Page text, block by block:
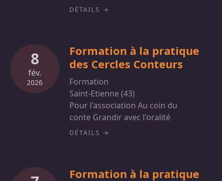
DÉTAILS
8
fév.
2026
Formation à la pratique
des Cercles Conteurs
Formation
Saint-Etienne (43)
Pour l'association Au coin du
conte Grandir avec l'oralité
DÉTAILS
Formation à la pratique